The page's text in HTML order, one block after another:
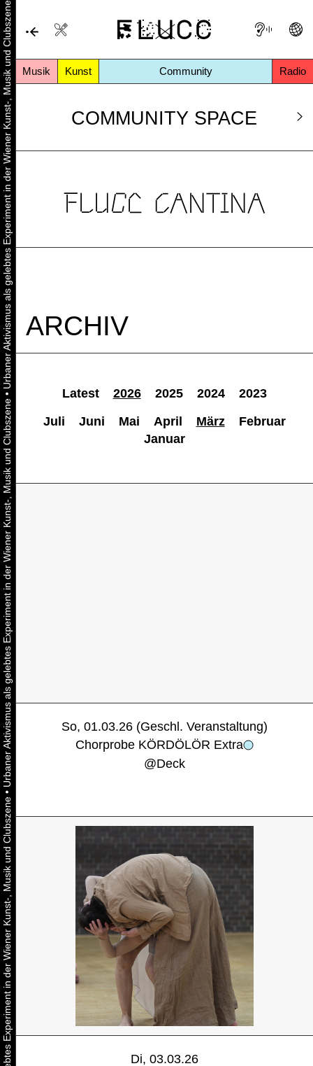
Musik Kunst Community Radio
•
Urbaner Aktivismus als gelebtes Experiment in der Wiener Kunst-, Musik und Clubszene
•
Urbaner Aktivismus als gelebtes Experiment in der Wiener Kunst-, Musik und Clubszene COMMUNITY SPACE
FLUCC CANTINA
ARCHIV
Latest 2026 2025 2024
2023
Juli
Juni Mai April März
Februar
Januar
So, 01.03.26 (Geschl. Veranstaltung)
Chorprobe KÖRDÖLÖR Extra
@Deck
Di, 03.03.26